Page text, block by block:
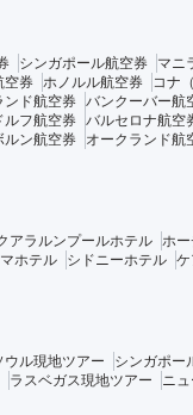
シンガポール航空券 マニ
空券 ホノルル航空券
コナ
ンド航空券 バンクーバー航
ルフ航空券 バルセロナ航空
ルン航空券 オークランド航
アラルンプールホテル ホ
ホテル シドニーホテル
ウル現地ツアー
シンガポー
ラスベガス現地ツアー
ニ